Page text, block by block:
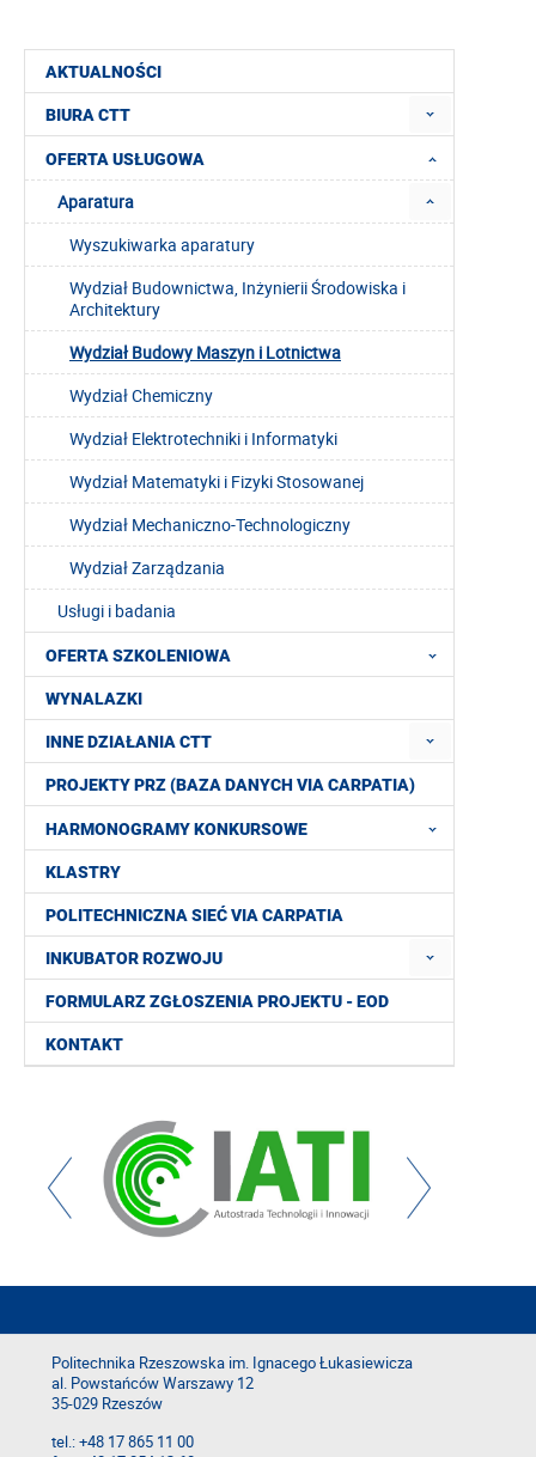
AKTUALNOŚCI
BIURA CTT
OFERTA USŁUGOWA
Aparatura
Wyszukiwarka aparatury
Wydział Budownictwa, Inżynierii Środowiska i
Architektury
Wydział Budowy Maszyn i Lotnictwa
Wydział Chemiczny
Wydział Elektrotechniki i Informatyki
Wydział Matematyki i Fizyki Stosowanej
Wydział Mechaniczno-Technologiczny
Wydział Zarządzania
Usługi i badania
OFERTA SZKOLENIOWA
WYNALAZKI
INNE DZIAŁANIA CTT
PROJEKTY PRZ (BAZA DANYCH VIA CARPATIA)
HARMONOGRAMY KONKURSOWE
KLASTRY
POLITECHNICZNA SIEĆ VIA CARPATIA
INKUBATOR ROZWOJU
FORMULARZ ZGŁOSZENIA PROJEKTU - EOD
KONTAKT
Politechnika Rzeszowska im. Ignacego Łukasiewicza
al. Powstańców Warszawy 12
35-029 Rzeszów
tel.: +48 17 865 11 00